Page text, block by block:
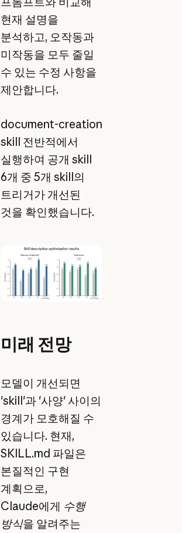
현재 설명을
분석하고, 오작동과
미작동을 모두 줄일
수 있는 수정 사항을
제안합니다.
document-creation
skill 전반적에서
실행하여 공개 skill
6개 중 5개 skill의
트리거가 개선된
것을 확인했습니다.
미래 전망
모델이 개선되면
'skill'과 '사양' 사이의
경계가 모호해질 수
있습니다. 현재,
SKILL.md 파일은
본질적인 구현
계획으로,
Claude에게 수행
방식을 알려주는